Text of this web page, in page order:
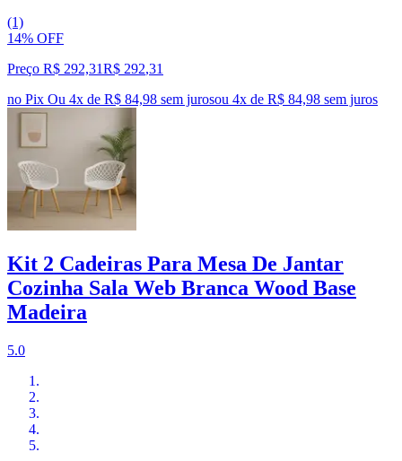
(1)
14% OFF
Preço R$ 292,31R$ 292,31
no Pix Ou 4x de R$ 84,98 sem jurosou 4x de R$ 84,98 sem juros
Kit 2 Cadeiras Para Mesa De Jantar
Cozinha Sala Web Branca Wood Base
Madeira
5.0